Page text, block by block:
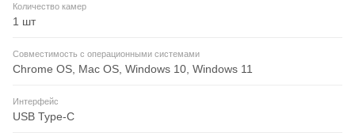
Количество камер
1 шт
Совместимость с операционными системами
Chrome OS, Mac OS, Windows 10, Windows 11
Интерфейс
USB Type-C